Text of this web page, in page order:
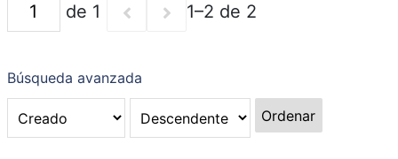
de 1 1–2 de 2
Búsqueda avanzada
Ordenar